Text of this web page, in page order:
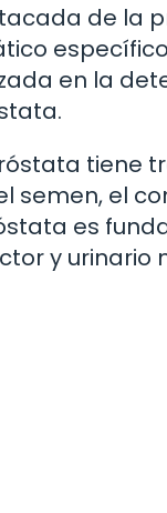
de la
en la
tiene
semen, el
es
y urinario